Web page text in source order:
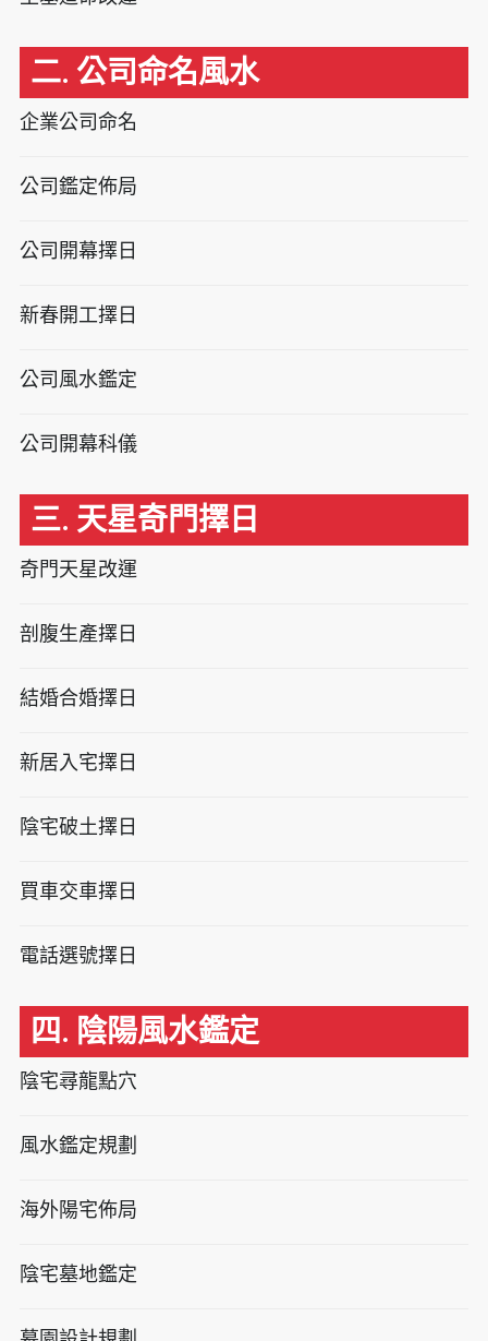
二. 公司命名風水
企業公司命名
公司鑑定佈局
公司開幕擇日
新春開工擇日
公司風水鑑定
公司開幕科儀
三. 天星奇門擇日
奇門天星改運
剖腹生產擇日
結婚合婚擇日
新居入宅擇日
陰宅破土擇日
買車交車擇日
電話選號擇日
四. 陰陽風水鑑定
陰宅尋龍點穴
風水鑑定規劃
海外陽宅佈局
陰宅墓地鑑定